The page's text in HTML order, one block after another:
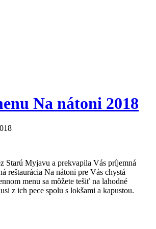
Na nátoni 2018
Starú Myjavu a prekvapila Vás príjemná
reštaurácia Na nátoni pre Vás chystá
menu sa môžete tešiť na lahodné
z ich pece spolu s lokšami a kapustou.